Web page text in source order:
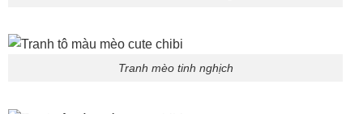
Tranh mèo tinh nghịch